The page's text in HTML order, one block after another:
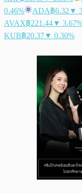
0.46%
ADA฿6.32 ▼
AVAX฿221.44▼
KUB฿20.37▼ 0.30%